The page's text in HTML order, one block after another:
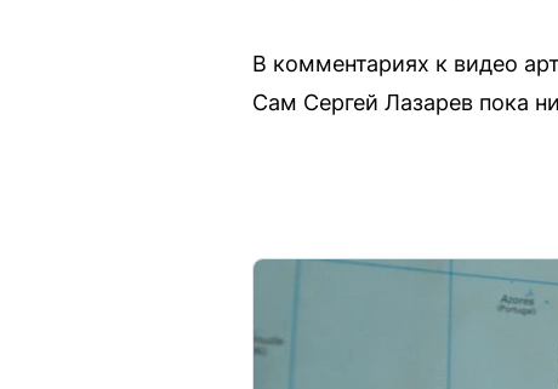
В комментариях к видео
Сам Сергей Лазарев пока